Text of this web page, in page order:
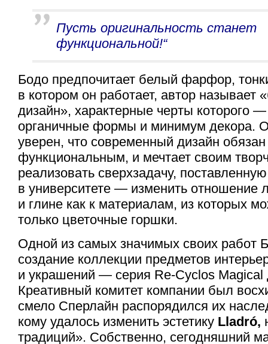
Пусть оригинальность станет
функциональной!“
Бодо предпочитает белый фарфор,
в котором он работает, автор
дизайн», характерные черты которого
органичные формы и минимум декора.
уверен, что современный дизайн
функциональным, и мечтает своим
реализовать сверхзадачу,
в университете — изменить отношение
и глине как к материалам, из которых
только цветочные горшки.
Одной из самых значимых своих работ
создание коллекции предметов
и украшений — серия Re-Cyclos
Креативный комитет компании был
смело Сперлайн распорядился их
кому удалось изменить эстетику Lladró,
традиций». Собственно, сегодняшний